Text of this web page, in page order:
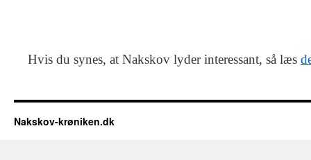
Hvis du synes, at Nakskov lyder interessant, så læs
Nakskov-krøniken.dk